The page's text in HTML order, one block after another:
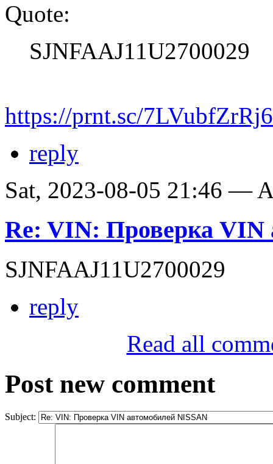
Quote:
SJNFAAJ11U2700029
https://prnt.sc/
reply
Sat, 2023-08-05 21:46 —
Re: VIN: Проверка VIN
SJNFAAJ11U2700029
reply
Read all
Post new comment
Subject: